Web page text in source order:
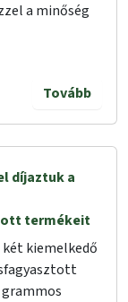
a minőség
Tovább
díjaztuk a
termékeit
kiemelkedő